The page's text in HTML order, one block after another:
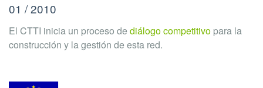
01 / 2010
El CTTI inicia un proceso de diálogo competitivo para la
construcción y la gestión de esta red.